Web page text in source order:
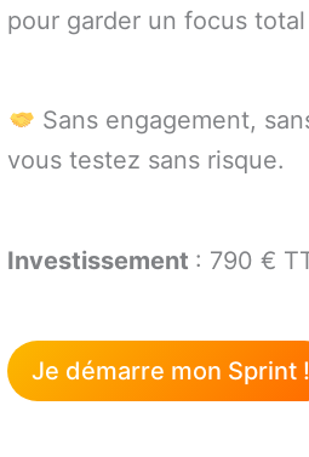
pour garder un focus
Sans engagement,
vous testez sans risque.
Investissement : 790 €
Je démarre mon Sprint !